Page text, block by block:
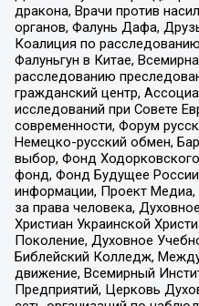
дракона, Врачи против
органов, Фалунь Дафа,
Коалиция по
Фалуньгун в Китае,
расследованию
гражданский центр,
исследований при Совете
современности, Форум
Немецко-русский обмен,
выбор, Фонд
фонд, Фонд Будущее
информации, Проект
за права человека,
Христиан Украинской
Поколение, Духовное
Библейский Колледж,
движение, Всемирный
Предприятий, Церковь